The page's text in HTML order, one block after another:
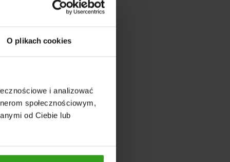
O plikach cookies
i analizować
społecznościowym,
od Ciebie lub